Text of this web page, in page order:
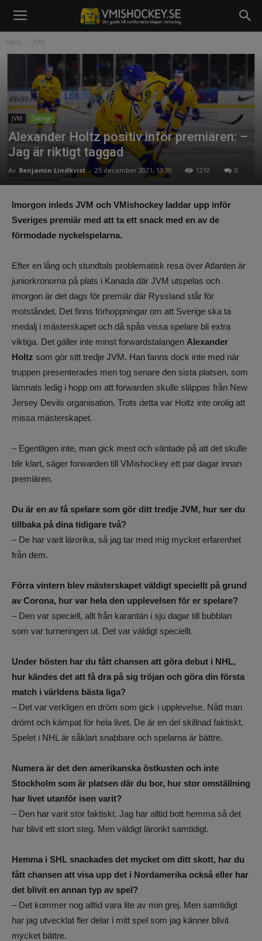
Hem JVM
JVM Sverige
Alexander Holtz positiv inför premiären: –
Jag är riktigt taggad
Av Benjamin Lindkvist - 25 december 2021, 13:10 1210 0
Imorgon inleds JVM och VMishockey laddar upp inför
Sveriges premiär med att ta ett snack med en av de
förmodade nyckelspelarna.
Efter en lång och stundtals problematisk resa över Atlanten är
juniorkronorna på plats i Kanada där JVM utspelas och
imorgon är det dags för premiär där Ryssland står för
motståndet. Det finns förhoppningar om att Sverige ska ta
medalj i mästerskapet och då spås vissa spelare bli extra
viktiga. Det gäller inte minst forwardstalangen Alexander
Holtz som gör sitt tredje JVM. Han fanns dock inte med när
truppen presenterades men tog senare den sista platsen, som
lämnats ledig i hopp om att forwarden skulle släppas från New
Jersey Devils organisation. Trots detta var Holtz inte orolig att
missa mästerskapet.
– Egentligen inte, man gick mest och väntade på att det skulle
blir klart, säger forwarden till VMishockey ett par dagar innan
premiären.
Du är en av få spelare som gör ditt tredje JVM, hur ser du
tillbaka på dina tidigare två?
– De har varit lärorika, så jag tar med mig mycket erfarenhet
från dem.
Förra vintern blev mästerskapet väldigt speciellt på grund
av Corona, hur var hela den upplevelsen för er spelare?
– Den var speciell, allt från karantän i sju dagar till bubblan
som var turneringen ut. Det var väldigt speciellt.
Under hösten har du fått chansen att göra debut i NHL,
hur kändes det att få dra på sig tröjan och göra din första
match i världens bästa liga?
– Det var verkligen en dröm som gick i upplevelse. Nått man
drömt och kämpat för hela livet. De är en del skillnad faktiskt.
Spelet i NHL är såklart snabbare och spelarna är bättre.
Numera är det den amerikanska östkusten och inte
Stockholm som är platsen där du bor, hur stor omställning
har livet utanför isen varit?
– Den har varit stor faktiskt. Jag har alltid bott hemma så det
har blivit ett stort steg. Men väldigt lärorikt samtidigt.
Hemma i SHL snackades det mycket om ditt skott, har du
fått chansen att visa upp det i Nordamerika också eller har
det blivit en annan typ av spel?
– Det kommer nog alltid vara lite av min grej. Men samtidigt
har jag utvecklat fler delar i mitt spel som jag känner blivit
mycket bättre.